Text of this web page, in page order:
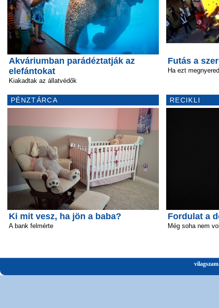
Akváriumban parádéztatják az
elefántokat
Kiakadtak az állatvédők
PÉNZTÁRCA
Ki mit vesz, ha jön a baba?
A bank felmérte
Futás a
Ha ezt
RECIKLI
Fordulat a
Még soha nem